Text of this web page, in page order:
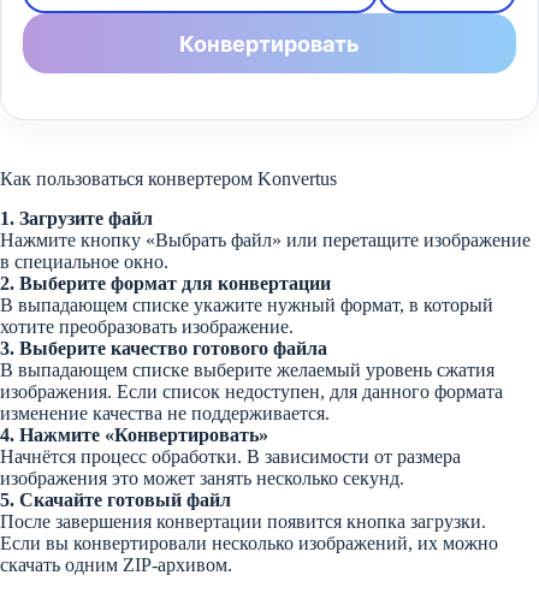
Конвертировать
Как пользоваться конвертером Konvertus
1. Загрузите файл
Нажмите кнопку «Выбрать файл» или перетащите изображение
в специальное окно.
2. Выберите формат для конвертации
В выпадающем списке укажите нужный формат, в который
хотите преобразовать изображение.
3. Выберите качество готового файла
В выпадающем списке выберите желаемый уровень сжатия
изображения. Если список недоступен, для данного формата
изменение качества не поддерживается.
4. Нажмите «Конвертировать»
Начнётся процесс обработки. В зависимости от размера
изображения это может занять несколько секунд.
5. Скачайте готовый файл
После завершения конвертации появится кнопка загрузки.
Если вы конвертировали несколько изображений, их можно
скачать одним ZIP-архивом.